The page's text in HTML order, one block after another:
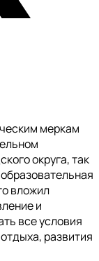
меркам
округа, так
вложил
и
все условия
развития